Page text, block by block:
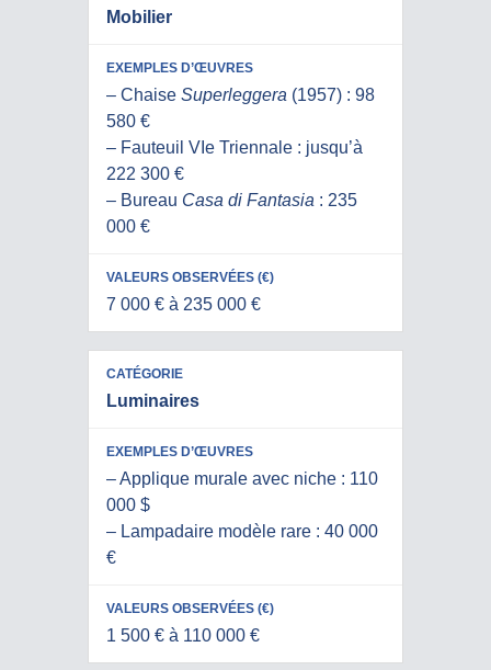
CATÉGORIE
Mobilier
– Chaise Superleggera (1957) : 98
580 €
– Fauteuil VIe Triennale : jusqu’à
222 300 €
– Bureau Casa di Fantasia : 235
000 €
7 000 € à 235 000 €
Luminaires
– Applique murale avec niche : 110
000 $
– Lampadaire modèle rare : 40 000
€
1 500 € à 110 000 €